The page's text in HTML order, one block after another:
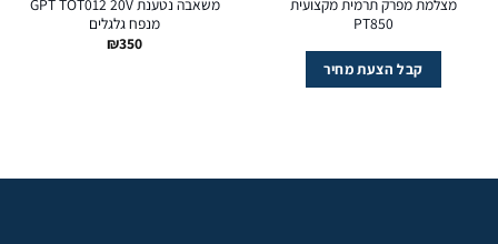
מצלמת מפרק תרמית מקצועית
PT850
קבל הצעת מחיר
משאבה נטענת GPT TOT012 20V
מנפח גלגלים
₪350